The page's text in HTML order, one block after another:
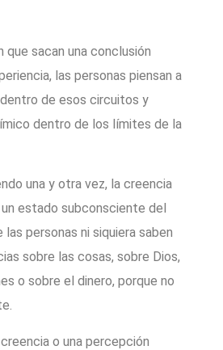
que sacan una conclusión
las personas piensan a
de esos circuitos y
dentro de los límites de la
una y otra vez, la creencia
estado subconsciente del
las personas ni siquiera saben
sobre las cosas, sobre Dios,
o sobre el dinero, porque no
o una percepción